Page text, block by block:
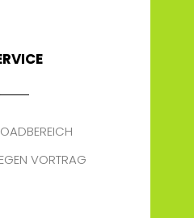
VORTRAG